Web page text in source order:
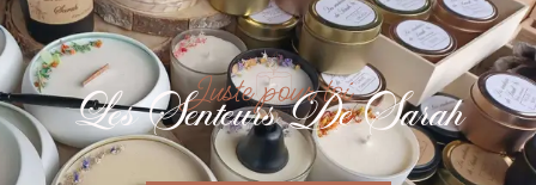
Juste pour toi
Les Senteurs De Sarah